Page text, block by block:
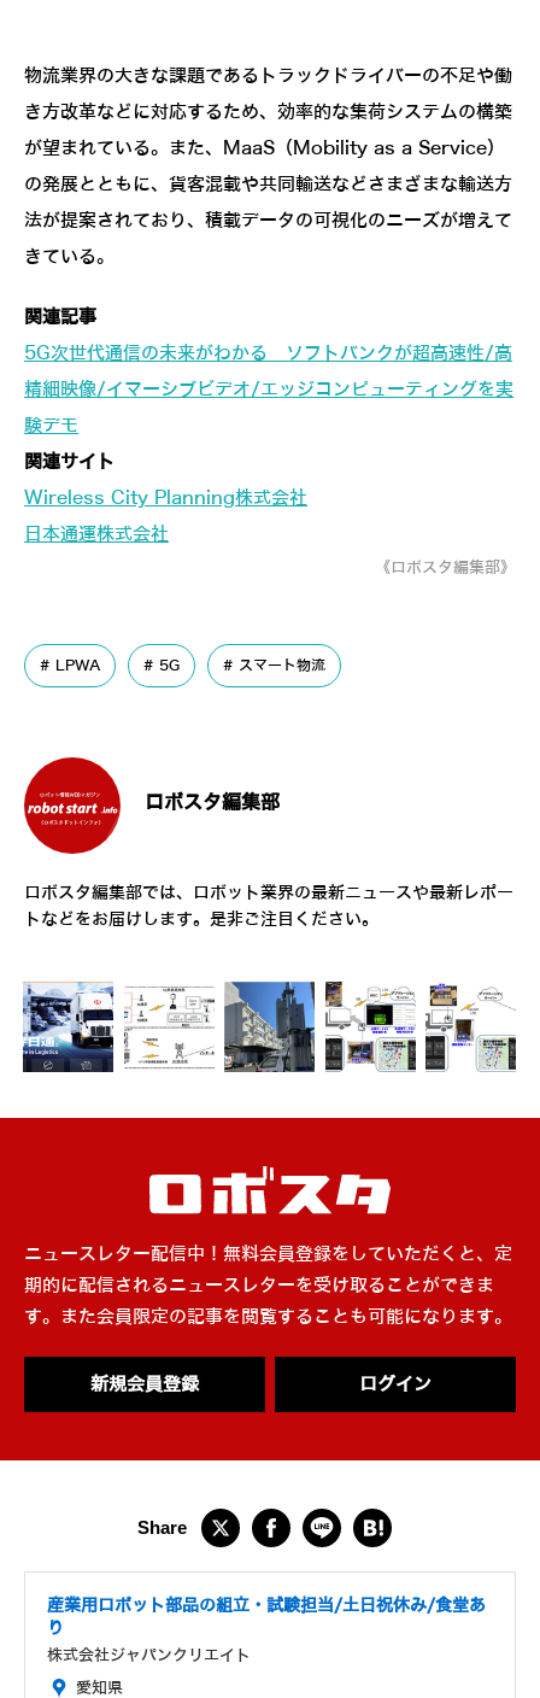
物流業界の大きな課題であるトラックドライバーの不足や働
き方改革などに対応するため、効率的な集荷システムの構築
が望まれている。また、MaaS（Mobility as a Service）
の発展とともに、貨客混載や共同輸送などさまざまな輸送方
法が提案されており、積載データの可視化のニーズが増えて
きている。
関連記事
5G次世代通信の未来がわかる ソフトバンクが超高速性/高
精細映像/イマーシブビデオ/エッジコンピューティングを実
験デモ
関連サイト
Wireless City Planning株式会社
日本通運株式会社
《ロボスタ編集部》
LPWA 5G スマート物流
ロボスタ編集部
ロボスタ編集部では、ロボット業界の最新ニュースや最新レポー
トなどをお届けします。是非ご注目ください。
ニュースレター配信中！無料会員登録をしていただくと、定
期的に配信されるニュースレターを受け取ることができま
す。また会員限定の記事を閲覧することも可能になります。
新規会員登録 ログイン
産業用ロボット部品の組立・試験担当/土日祝休み/食堂あ
り
株式会社ジャパンクリエイト
愛知県